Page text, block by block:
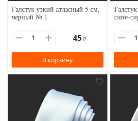
Галстук узкий атласный 5 см,
черный № 1
45 ₽
В корзину
сине-